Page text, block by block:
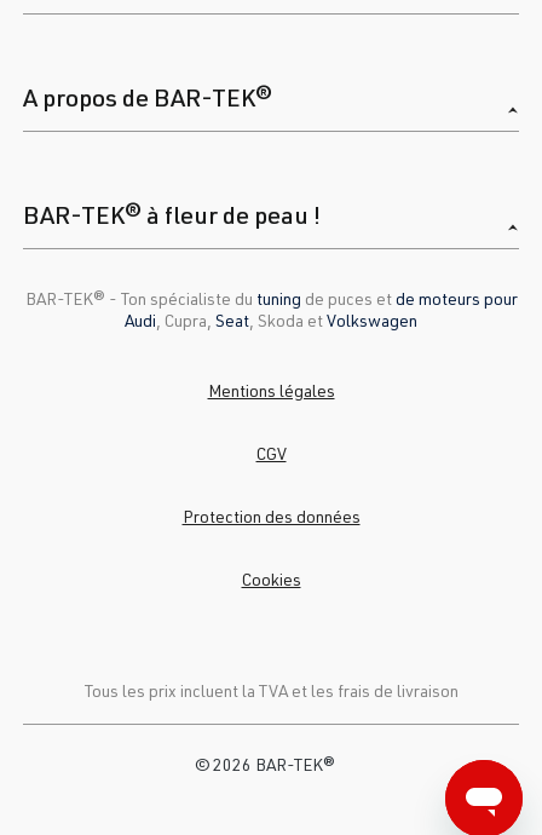
A propos de BAR-TEK®
BAR-TEK® à fleur de peau !
BAR-TEK®️ - Ton spécialiste du tuning de puces etde moteurs pour
Audi , Cupra, Seat , Skoda etVolkswagen
Tous les prix incluent la TVA et les frais de livraison
Mentions légales
CGV
Protection des données
Cookies
© 2026 BAR-TEK®